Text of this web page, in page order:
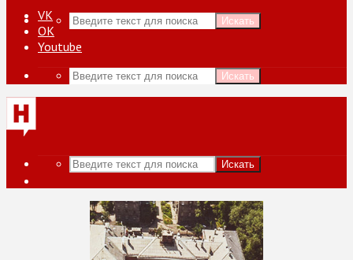
Искать
VK
ОК
Youtube
Искать
Искать